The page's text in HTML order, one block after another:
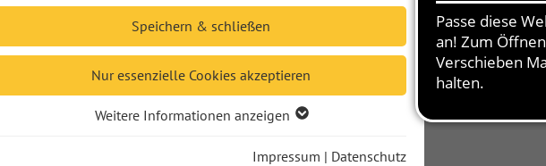
Speichern & schließen
Nur essenzielle Cookies akzeptieren
Weitere Informationen anzeigen
Impressum | Datenschutz
größerer Schrift
nach: Unsere Empfehlung Autor Titel Erscheinungsdatum Preis